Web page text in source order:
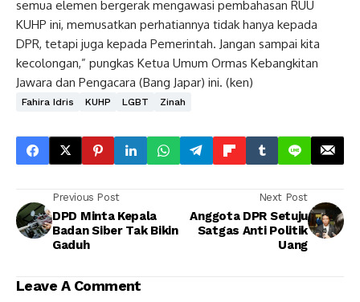
semua elemen bergerak mengawasi pembahasan RUU
KUHP ini, memusatkan perhatiannya tidak hanya kepada
DPR, tetapi juga kepada Pemerintah. Jangan sampai kita
kecolongan,” pungkas Ketua Umum Ormas Kebangkitan
Jawara dan Pengacara (Bang Japar) ini. (ken)
Fahira Idris KUHP LGBT Zinah
Previous Post
DPD Minta Kepala
Badan Siber Tak Bikin
Gaduh
Next Post
Anggota DPR Setuju
Satgas Anti Politik
Uang
Leave A Comment